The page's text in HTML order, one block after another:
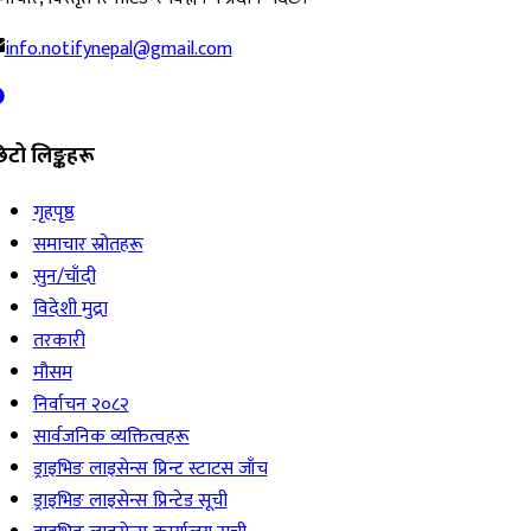
info.notifynepal@gmail.com
लिङ्कहरू
गृहपृष्ठ
समाचार स्रोतहरू
सुन/चाँदी
विदेशी मुद्रा
तरकारी
मौसम
निर्वाचन २०८२
सार्वजनिक व्यक्तित्वहरू
ड्राइभिङ लाइसेन्स प्रिन्ट स्टाटस जाँच
ड्राइभिङ लाइसेन्स प्रिन्टेड सूची